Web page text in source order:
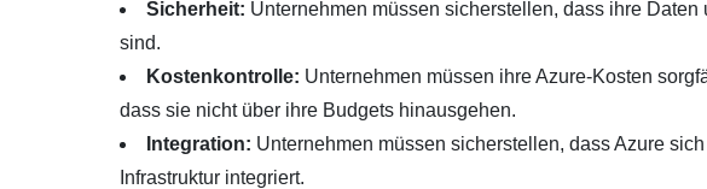
Sicherheit: Unternehmen müssen sicherstellen, dass ihre
sind.
Kostenkontrolle: Unternehmen müssen ihre Azure-Kosten
dass sie nicht über ihre Budgets hinausgehen.
Integration: Unternehmen müssen sicherstellen, dass Azure
Infrastruktur integriert.